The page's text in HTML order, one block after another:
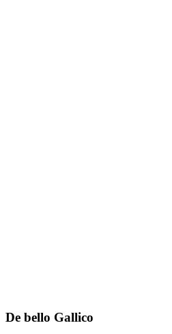
De bello Gallico